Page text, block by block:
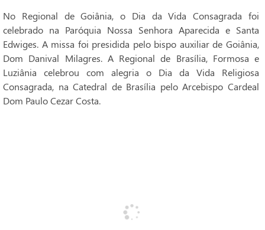
No Regional de Goiânia, o Dia da Vida Consagrada foi
celebrado na Paróquia Nossa Senhora Aparecida e Santa
Edwiges. A missa foi presidida pelo bispo auxiliar de Goiânia,
Dom Danival Milagres. A Regional de Brasília, Formosa e
Luziânia celebrou com alegria o Dia da Vida Religiosa
Consagrada, na Catedral de Brasília pelo Arcebispo Cardeal
Dom Paulo Cezar Costa.